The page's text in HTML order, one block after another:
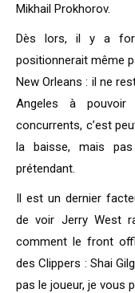
Mikhail Prokhorov.
Dès lors, il y a
positionnerait même
New Orleans : il ne
Angeles à
concurrents, c’est
la baisse, mais
prétendant.
Il est un dernier
de voir Jerry West
comment le front
des Clippers : Shai
pas le joueur, je vous